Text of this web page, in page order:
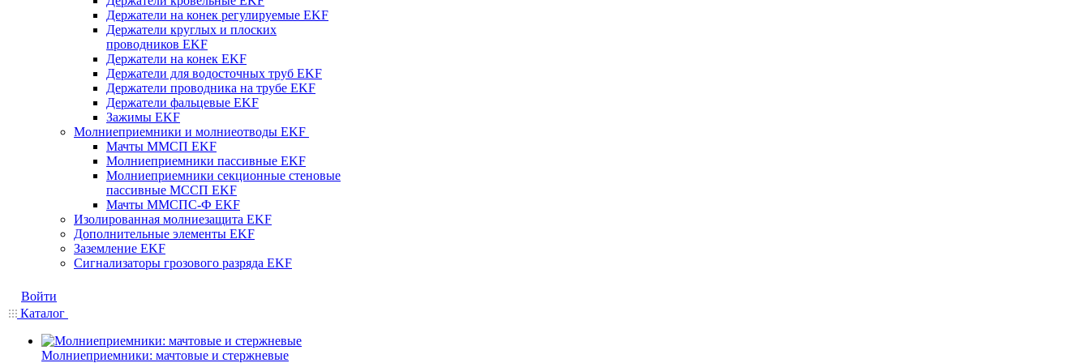
Держатели на конек регулируемые EKF
Держатели круглых и плоских
проводников EKF
Держатели на конек EKF
Держатели для водосточных труб EKF
Держатели проводника на трубе EKF
Держатели фальцевые EKF
Зажимы EKF
Молниеприемники и молниеотводы EKF
Мачты ММСП EKF
Молниеприемники пассивные EKF
Молниеприемники секционные стеновые
пассивные МССП EKF
Мачты ММСПС-Ф EKF
Изолированная молниезащита EKF
Дополнительные элементы EKF
Заземление EKF
Сигнализаторы грозового разряда EKF
Войти
Каталог
Молниеприемники: мачтовые и стержневые